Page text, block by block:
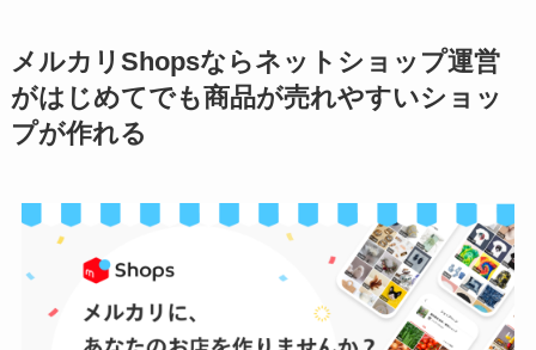
メルカリShopsならネットショップ運営
がはじめてでも商品が売れやすいショッ
プが作れる